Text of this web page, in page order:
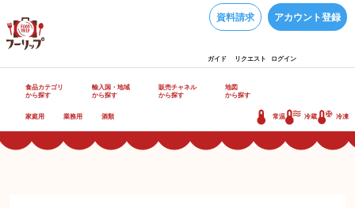
資料請求 アカウント登録
ガイド リクエスト ログイン
食品カテゴリ
から探す
輸入国・地域
から探す
販売チャネル
から探す
地図
から探す
家庭用 業務用 酒類 常温 冷蔵 冷凍